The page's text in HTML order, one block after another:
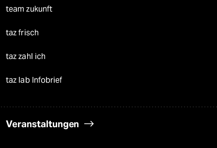
team zukunft
taz frisch
taz zahl ich
taz lab Infobrief
Veranstaltungen